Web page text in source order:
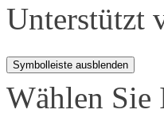
Unterstützt
Symbolleiste ausblenden
Wählen